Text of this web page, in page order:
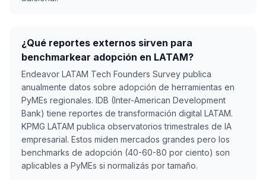
¿Qué reportes externos sirven para
benchmarkear adopción en LATAM?
Endeavor LATAM Tech Founders Survey publica
anualmente datos sobre adopción de herramientas en
PyMEs regionales. IDB (Inter-American Development
Bank) tiene reportes de transformación digital LATAM.
KPMG LATAM publica observatorios trimestrales de IA
empresarial. Estos miden mercados grandes pero los
benchmarks de adopción (40-60-80 por ciento) son
aplicables a PyMEs si normalizás por tamaño.